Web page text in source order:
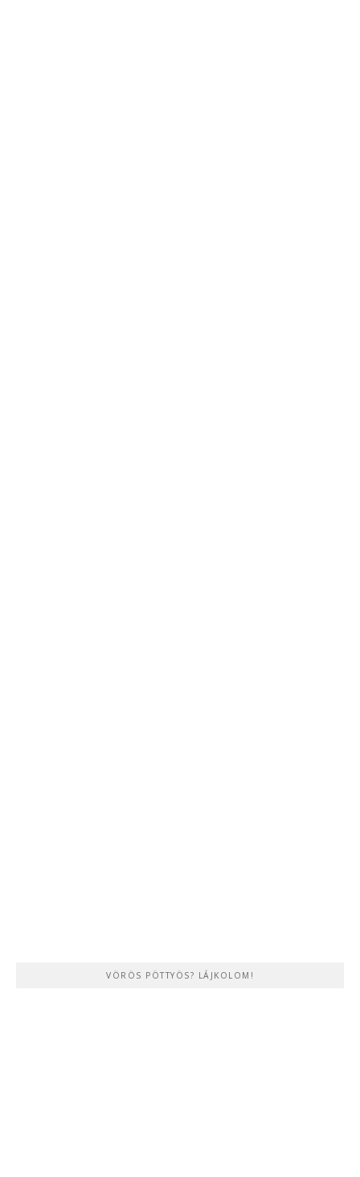
VÖRÖS PÖTTYÖS? LÁJKOLOM!